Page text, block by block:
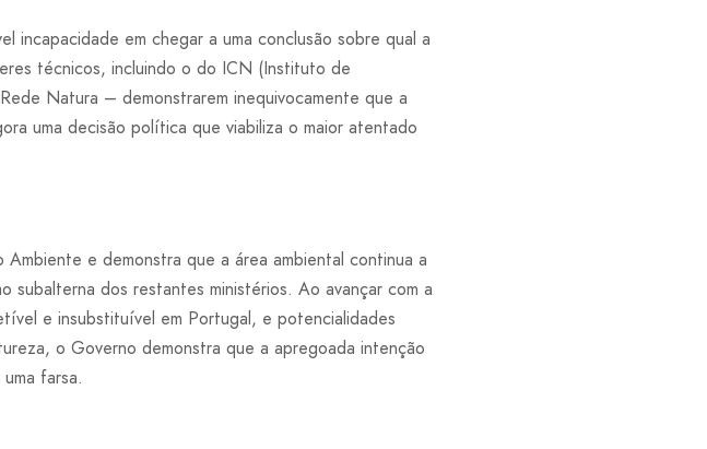
incapacidade em chegar a uma conclusão sobre qual a
técnicos, incluindo o do ICN (Instituto de
Natura – demonstrarem inequivocamente que a
uma decisão política que viabiliza o maior atentado
e demonstra que a área ambiental continua a
dos restantes ministérios. Ao avançar com a
e insubstituível em Portugal, e potencialidades
o Governo demonstra que a apregoada intenção
farsa.